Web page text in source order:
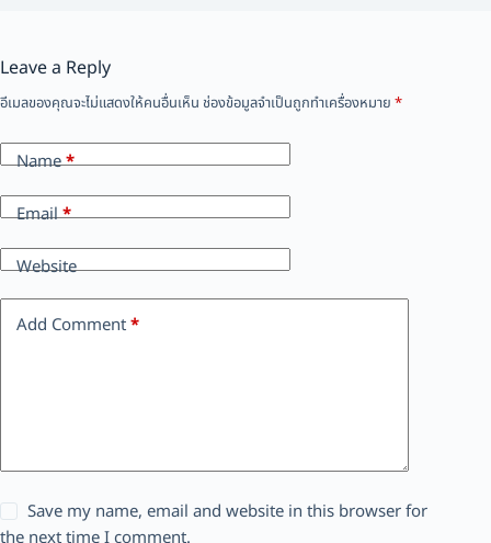
Leave a Reply
อีเมลของคุณจะไม่แสดงให้คนอื่นเห็น ช่องข้อมูลจำเป็นถูกทำเครื่องหมาย *
Name*
Email*
Website
Add Comment*
Save my name, email and website in this browser for
the next time I comment.